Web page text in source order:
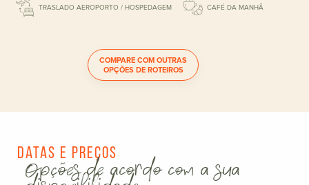
TRASLADO AEROPORTO / HOSPEDAGEM CAFÉ DA MANHÃ
COMPARE COM OUTRAS
OPÇÕES DE ROTEIROS
Datas e Preços
Opções de acordo com a sua